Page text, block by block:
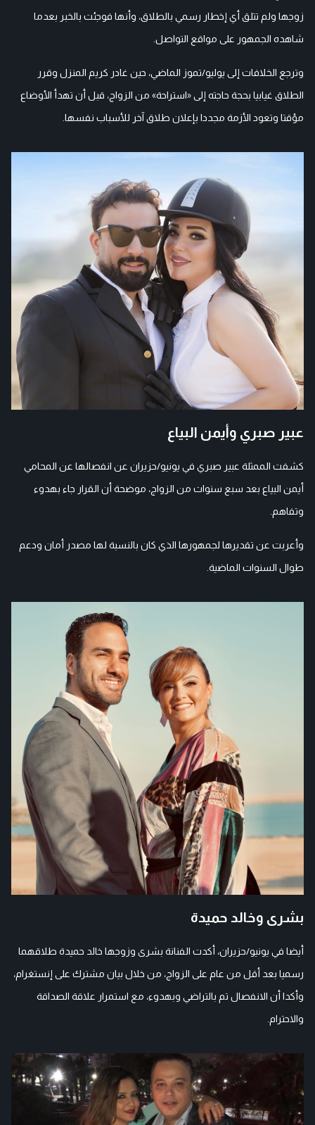
زوجها ولم تتلق أي إخطار رسمي بالطلاق، وأنها فوجئت بالخبر بعدما
شاهده الجمهور على مواقع التواصل.
وترجع الخلافات إلى يوليو/تموز الماضي، حين غادر كريم المنزل وقرر
الطلاق غيابيا بحجة حاجته إلى «استراحة» من الزواج، قبل أن تهدأ الأوضاع
مؤقتا وتعود الأزمة مجددا بإعلان طلاق آخر للأسباب نفسها.
عبير صبري وأيمن البياع
كشفت الممثلة عبير صبري في يونيو/حزيران عن انفصالها عن المحامي
أيمن البياع بعد سبع سنوات من الزواج، موضحة أن القرار جاء بهدوء
وتفاهم.
وأعربت عن تقديرها لجمهورها الذي كان بالنسبة لها مصدر أمان ودعم
طوال السنوات الماضية.
بشرى وخالد حميدة
أيضا في يونيو/حزيران، أكدت الفنانة بشرى وزوجها خالد حميدة طلاقهما
رسميا بعد أقل من عام على الزواج، من خلال بيان مشترك على إنستغرام،
وأكدا أن الانفصال تم بالتراضي وبهدوء، مع استمرار علاقة الصداقة
والاحترام.